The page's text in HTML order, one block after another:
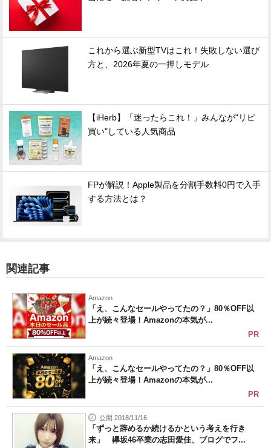
これから選ぶ新型TVはこれ！失敗しない選び
方と、2026年夏の一押しモデル
【iHerb】「迷ったらこれ！」みんなが"リピ
買い"している人気商品
FPが解説！Apple製品を分割手数料0円で入手
する方法とは？
関連記事
Amazon
「え、こんなセールやってたの？」80％OFF以
上が続々登場！Amazonの本気が...
PR
Amazon
「え、こんなセールやってたの？」80％OFF以
上が続々登場！Amazonの本気が...
PR
公開 2018/11/16
「ずっと辞めるか続けるかという考えを行き
来」 欅坂46卒業の志田愛佳、ブログでフ...